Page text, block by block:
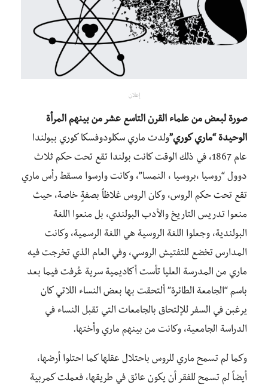
إعلان
صورة لبعض من علماء القرن التاسع عشر من بينهم المرأة
الوحيدة “ماري كوري”ولدت ماري سكلودوفسكا كوري ببولندا
عام 1867، في ذلك الوقت كانت بولندا تقع تحت حكم ثلاث
دوول “روسيا ،بروسيا ، النمسا”، وكانت وارسوا مسقط رأس ماري
تقع تحت حكم الروس، وكان الروس غلاظاً بصفةٍ خاصة، حيث
منعوا تدريس التاريخ والأدب البولندي، بل منعوا اللغة
البولندية، وجعلوا اللغة الروسية هي اللغة الرسمية، وكانت
المدارس تخضع للتفتيش الروسي، وفي العام الذي تخرجت فيه
ماري من المدرسة العليا تأست أكاديمية سرية عُرفت فيما بعد
باسم “الجامعة الطائرة” ألتحقت بها بعض النساء اللاتي كان
يرغبن في السفر للإلتحاق بالجامعات التي تقبل النساء في
الدراسة الجامعية، وكانت من بينهم ماري وأختها.
وكما لم تسمح ماري للروس باحتلال عقلها كما احتلوا أرضها،
أيضاً لم تسمح للفقر أن يكون عائق في طريقها، فعملت كمربية